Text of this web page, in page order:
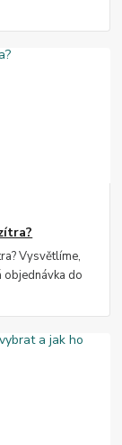
Vysvětlíme,
objednávka do